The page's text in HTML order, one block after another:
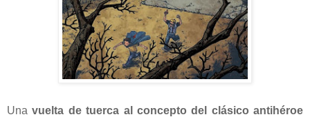
Unavuelta de tuerca al concepto del clásico antihéroe